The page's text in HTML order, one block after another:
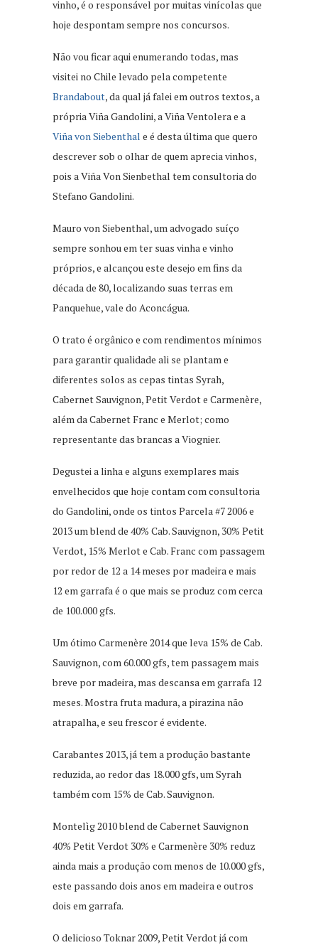
vinho, é o responsável por muitas vinícolas que
hoje despontam sempre nos concursos.
Não vou ficar aqui enumerando todas, mas
visitei no Chile levado pela competente
Brandabout, da qual já falei em outros textos, a
própria Viña Gandolini, a Viña Ventolera e a
Viña von Siebenthal e é desta última que quero
descrever sob o olhar de quem aprecia vinhos,
pois a Viña Von Sienbethal tem consultoria do
Stefano Gandolini.
Mauro von Siebenthal, um advogado suíço
sempre sonhou em ter suas vinha e vinho
próprios, e alcançou este desejo em fins da
década de 80, localizando suas terras em
Panquehue, vale do Aconcágua.
O trato é orgânico e com rendimentos mínimos
para garantir qualidade ali se plantam e
diferentes solos as cepas tintas Syrah,
Cabernet Sauvignon, Petit Verdot e Carmenère,
além da Cabernet Franc e Merlot; como
representante das brancas a Viognier.
Degustei a linha e alguns exemplares mais
envelhecidos que hoje contam com consultoria
do Gandolini, onde os tintos Parcela #7 2006 e
2013 um blend de 40% Cab. Sauvignon, 30% Petit
Verdot, 15% Merlot e Cab. Franc com passagem
por redor de 12 a 14 meses por madeira e mais
12 em garrafa é o que mais se produz com cerca
de 100.000 gfs.
Um ótimo Carmenère 2014 que leva 15% de Cab.
Sauvignon, com 60.000 gfs, tem passagem mais
breve por madeira, mas descansa em garrafa 12
meses. Mostra fruta madura, a pirazina não
atrapalha, e seu frescor é evidente.
Carabantes 2013, já tem a produção bastante
reduzida, ao redor das 18.000 gfs, um Syrah
também com 15% de Cab. Sauvignon.
Montelìg 2010 blend de Cabernet Sauvignon
40% Petit Verdot 30% e Carmenère 30% reduz
ainda mais a produção com menos de 10.000 gfs,
este passando dois anos em madeira e outros
dois em garrafa.
O delicioso Toknar 2009, Petit Verdot já com